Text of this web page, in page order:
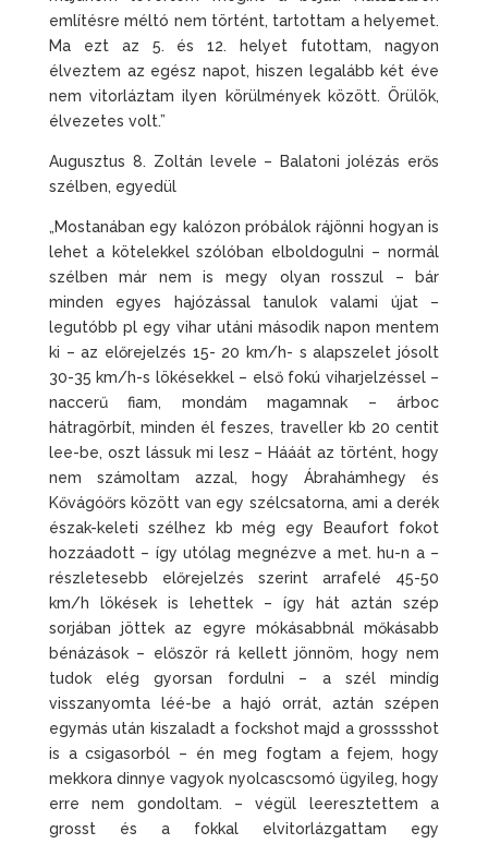
említésre méltó nem történt, tartottam a helyemet.
Ma ezt az 5. és 12. helyet futottam, nagyon
élveztem az egész napot, hiszen legalább két éve
nem vitorláztam ilyen körülmények között. Örülök,
élvezetes volt.”
Augusztus 8. Zoltán levele – Balatoni jolézás erős
szélben, egyedül
„Mostanában egy kalózon próbálok rájönni hogyan is
lehet a kötelekkel szólóban elboldogulni – normál
szélben már nem is megy olyan rosszul – bár
minden egyes hajózással tanulok valami újat –
legutóbb pl egy vihar utáni második napon mentem
ki – az előrejelzés 15- 20 km/h- s alapszelet jósolt
30-35 km/h-s lökésekkel – első fokú viharjelzéssel –
naccerű fiam, mondám magamnak – árboc
hátragörbít, minden él feszes, traveller kb 20 centit
lee-be, oszt lássuk mi lesz – Hááát az történt, hogy
nem számoltam azzal, hogy Ábrahámhegy és
Kővágóőrs között van egy szélcsatorna, ami a derék
észak-keleti szélhez kb még egy Beaufort fokot
hozzáadott – így utólag megnézve a met. hu-n a –
részletesebb előrejelzés szerint arrafelé 45-50
km/h lökések is lehettek – így hát aztán szép
sorjában jöttek az egyre mókásabbnál mőkásabb
bénázások – először rá kellett jönnöm, hogy nem
tudok elég gyorsan fordulni – a szél mindíg
visszanyomta léé-be a hajó orrát, aztán szépen
egymás után kiszaladt a fockshot majd a grosssshot
is a csigasorból – én meg fogtam a fejem, hogy
mekkora dinnye vagyok nyolcascsomó ügyileg, hogy
erre nem gondoltam. – végül leeresztettem a
grosst és a fokkal elvitorlázgattam egy